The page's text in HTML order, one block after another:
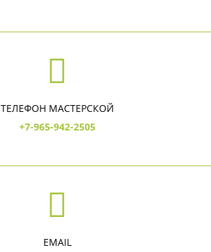
ТЕЛЕФОН МАСТЕРСКОЙ
+7-965-942-2505
EMAIL